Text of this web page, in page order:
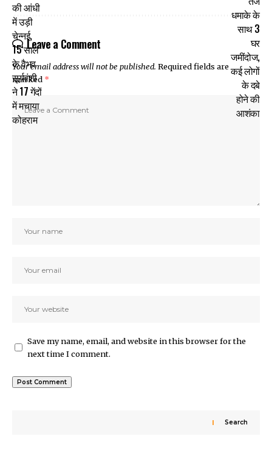
Leave a Comment
Your email address will not be published. Required fields are
marked *
Save my name, email, and website in this browser for the
next time I comment.
Search